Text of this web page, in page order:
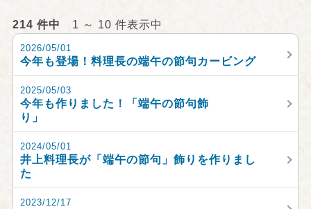
214 件中 1 ～ 10 件表示中
2026/05/01
今年も登場！料理長の端午の節句カービング
2025/05/03
今年も作りました！「端午の節句飾
り」
2024/05/01
井上料理長が「端午の節句」飾りを作りまし
た
2023/12/17